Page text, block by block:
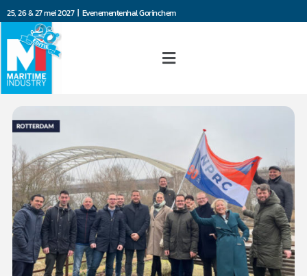
25, 26 & 27 mei 2027 | Evenementenhal Gorinchem